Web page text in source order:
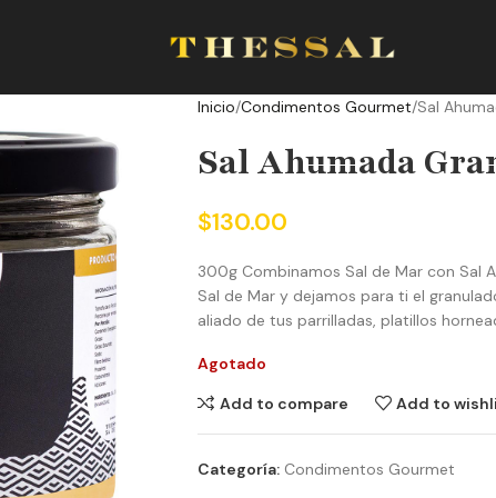
Inicio Condimentos Gourmet Sal
Sal Ahumada
$130.00
300g Combinamos Sal de Mar con Sal
Sal de Mar y dejamos para ti el
aliado de tus parrilladas, platillos
Agotado
Add to compare
Add to
Categoría: Condimentos Gourmet